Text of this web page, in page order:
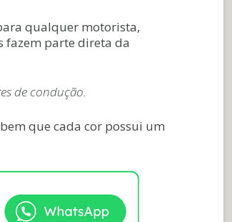
qualquer motorista,
fazem parte direta da
de condução.
que cada cor possui um